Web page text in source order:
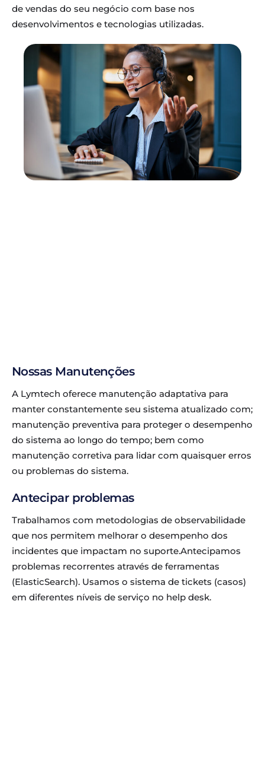
de vendas do seu negócio com base nos
desenvolvimentos e tecnologias utilizadas.
Nossas Manutenções
A Lymtech oferece manutenção adaptativa para
manter constantemente seu sistema atualizado com;
manutenção preventiva para proteger o desempenho
do sistema ao longo do tempo; bem como
manutenção corretiva para lidar com quaisquer erros
ou problemas do sistema.
Antecipar problemas
Trabalhamos com metodologias de observabilidade
que nos permitem melhorar o desempenho dos
incidentes que impactam no suporte.Antecipamos
problemas recorrentes através de ferramentas
(ElasticSearch). Usamos o sistema de tickets (casos)
em diferentes níveis de serviço no help desk.